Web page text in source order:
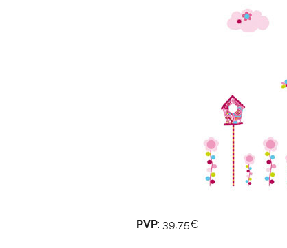
PVP: 39,75€